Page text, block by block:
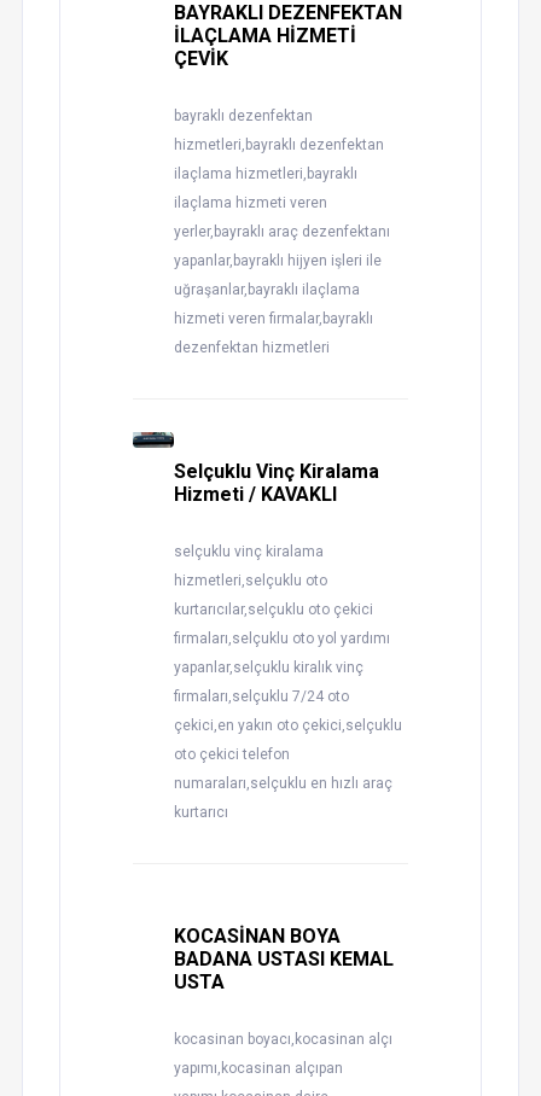
BAYRAKLI DEZENFEKTAN
İLAÇLAMA HİZMETİ
ÇEVİK
bayraklı dezenfektan
hizmetleri,bayraklı dezenfektan
ilaçlama hizmetleri,bayraklı
ilaçlama hizmeti veren
yerler,bayraklı araç dezenfektanı
yapanlar,bayraklı hijyen işleri ile
uğraşanlar,bayraklı ilaçlama
hizmeti veren firmalar,bayraklı
dezenfektan hizmetleri
Selçuklu Vinç Kiralama
Hizmeti / KAVAKLI
selçuklu vinç kiralama
hizmetleri,selçuklu oto
kurtarıcılar,selçuklu oto çekici
firmaları,selçuklu oto yol yardımı
yapanlar,selçuklu kiralık vinç
firmaları,selçuklu 7/24 oto
çekici,en yakın oto çekici,selçuklu
oto çekici telefon
numaraları,selçuklu en hızlı araç
kurtarıcı
KOCASİNAN BOYA
BADANA USTASI KEMAL
USTA
kocasinan boyacı,kocasinan alçı
yapımı,kocasinan alçıpan